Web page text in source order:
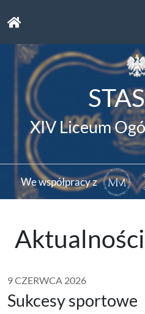
XIV Liceum
We współpracy z
Aktualności
9 CZERWCA 2026
Sukcesy sportowe